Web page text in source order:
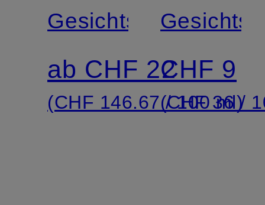
BARRIER
MOISTURIZING
CREAM
Gesichtscreme
ab CHF 22
(CHF 146.67 / 100 ml)
REPAIR
SERUM
CHF 9
(CHF 36 /